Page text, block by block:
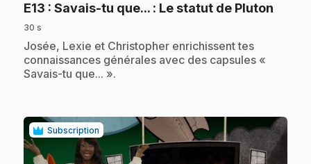
E13 : Savais-tu que... : Le statut de Pluton
30 s
.Josée, Lexie et Christopher enrichissent tes
connaissances générales avec des capsules «
Savais-tu que... ».
Subscription